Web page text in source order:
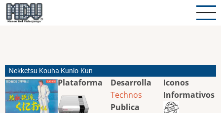
Pasar
al
Nekketsu Kouha Kunio-Kun
Plataforma
Desarrolla
Technos
Publica
Iconos
Informativos